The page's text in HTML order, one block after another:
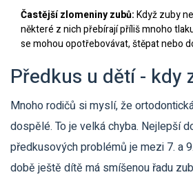
Častější zlomeniny zubů:Když zuby
některé z nich přebírají příliš mnoho
se mohou opotřebovávat, štěpat nebo
Předkus u dětí - kdy
Mnoho rodičů si myslí, že
dospělé. To je velká chyba. Nejlepší
předkusových problémů je mezi 7. a
době ještě dítě má smíšenou řadu